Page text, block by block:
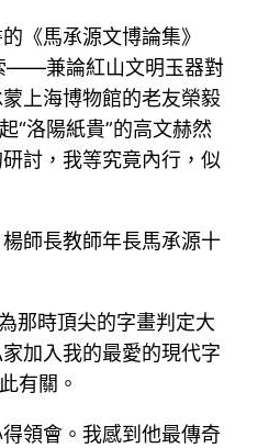
《馬承源文博論集》
——兼論紅山文明玉器對
上海博物館的老友榮毅
“洛陽紙貴”的高文赫然
討，我等究竟內行，似
師長教師年長馬承源十
那時頂尖的字畫判定大
加入我的最愛的現代字
有關。
領會。我感到他最傳奇